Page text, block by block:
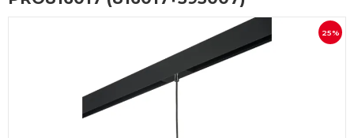
25%